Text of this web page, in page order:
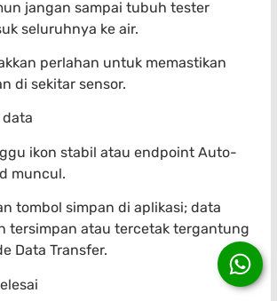
jangan sampai tubuh tester
seluruhnya ke air.
perlahan untuk memastikan
di sekitar sensor.
data
ikon stabil atau endpoint Auto-
muncul.
tombol simpan di aplikasi; data
tersimpan atau tercetak tergantung
Data Transfer.